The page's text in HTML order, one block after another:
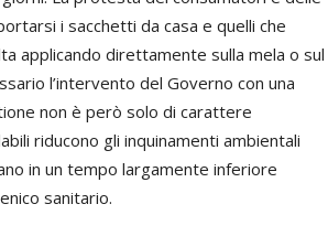
i sacchetti da casa e quelli che
applicando direttamente sulla mela o sul
l’intervento del Governo con una
non è però solo di carattere
riducono gli inquinamenti ambientali
in un tempo largamente inferiore
sanitario.